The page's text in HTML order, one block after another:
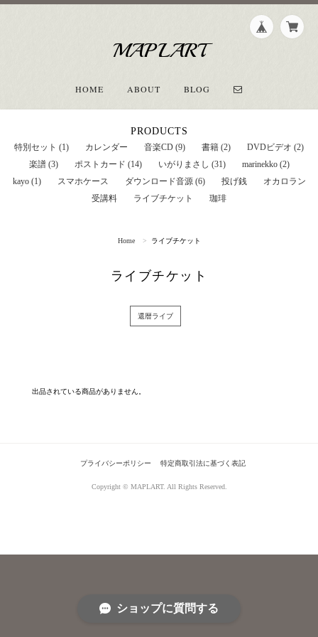
MAPLART
HOME ABOUT BLOG
PRODUCTS
特別セット (1) カレンダー 音楽CD (9) 書籍 (2)
DVDビデオ (2)
楽譜 (3)
ポストカード (14) いがりまさし (31)
marinekko (2)
kayo (1)
スマホケース ダウンロード音源 (6) 投げ銭
オカロラン
受講料
ライブチケット 珈琲
Home ライブチケット
ライブチケット
還暦ライブ
出品されている商品がありません。
プライバシーポリシー 特定商取引法に基づく表記
Copyright © MAPLART. All Rights Reserved.
ショップに質問する